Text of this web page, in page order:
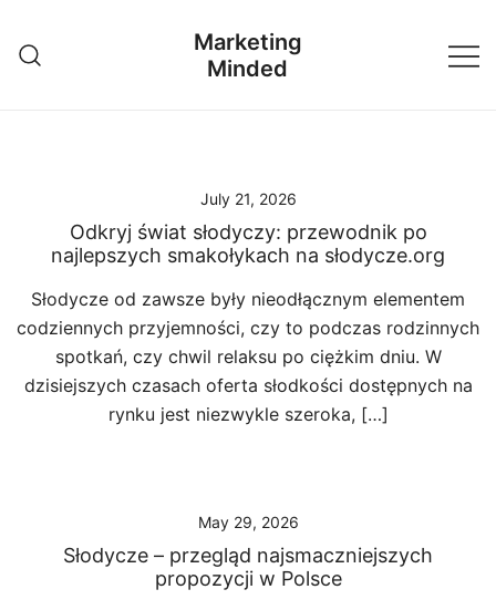
content
Marketing
Minded
July 21, 2026
Odkryj świat słodyczy: przewodnik po
najlepszych smakołykach na słodycze.org
Słodycze od zawsze były nieodłącznym elementem
codziennych przyjemności, czy to podczas rodzinnych
spotkań, czy chwil relaksu po ciężkim dniu. W
dzisiejszych czasach oferta słodkości dostępnych na
rynku jest niezwykle szeroka, […]
May 29, 2026
Słodycze – przegląd najsmaczniejszych
propozycji w Polsce